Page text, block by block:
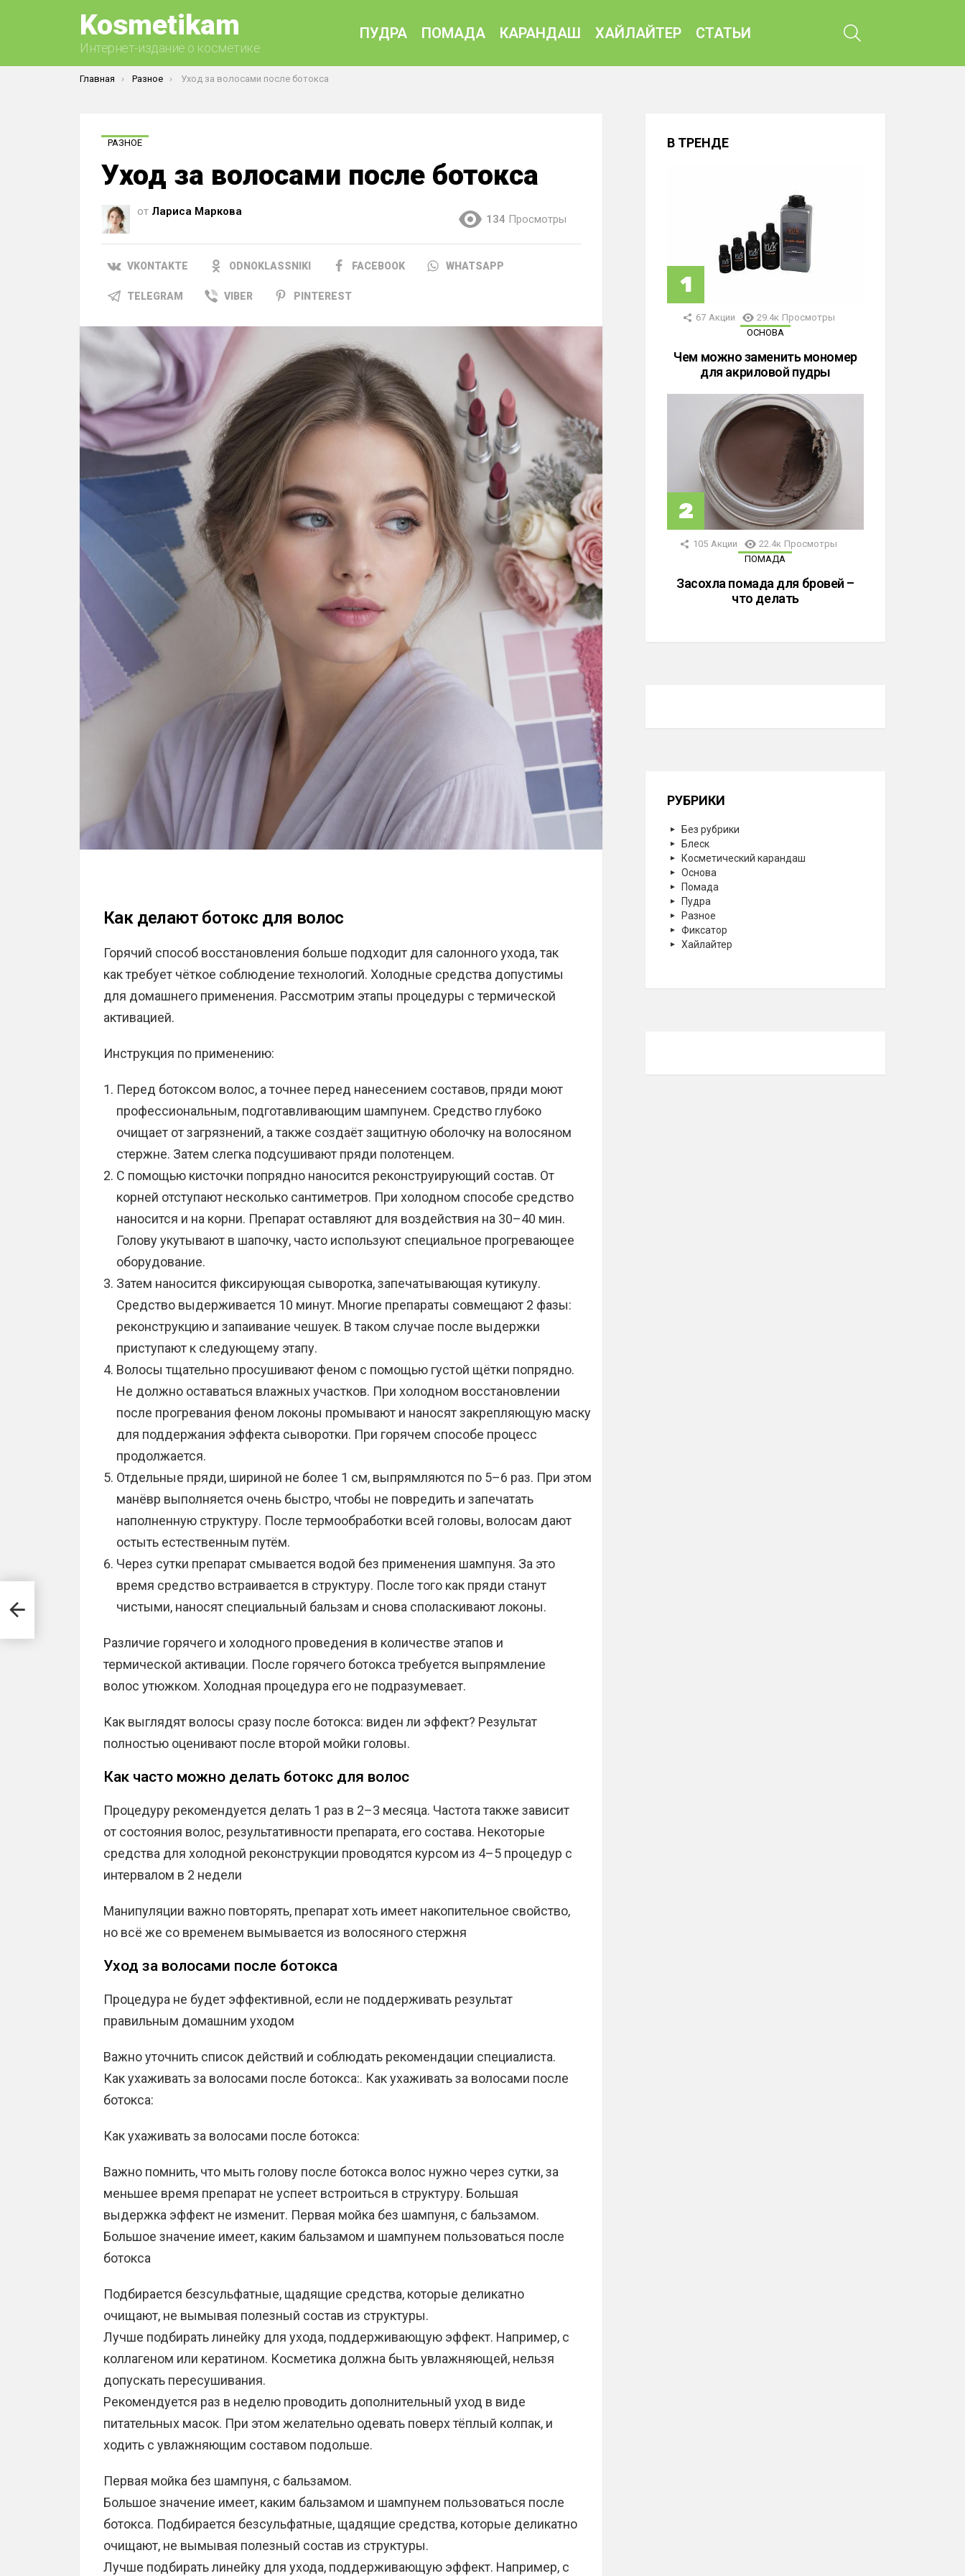
Kosmetikam
Интернет-издание о косметике
ПУДРА ПОМАДА КАРАНДАШ ХАЙЛАЙТЕР СТАТЬИ
Вы здесь:
Главная Разное Уход за волосами после ботокса
РАЗНОЕ
Уход за волосами после ботокса
от Лариса Маркова
134 Просмотры
VKONTAKTE ODNOKLASSNIKI FACEBOOK WHATSAPP
TELEGRAM VIBER PINTEREST
Как делают ботокс для волос
Горячий способ восстановления больше подходит для салонного ухода, так
как требует чёткое соблюдение технологий. Холодные средства допустимы
для домашнего применения. Рассмотрим этапы процедуры с термической
активацией.
Инструкция по применению:
Перед ботоксом волос, а точнее перед нанесением составов, пряди моют
профессиональным, подготавливающим шампунем. Средство глубоко
очищает от загрязнений, а также создаёт защитную оболочку на волосяном
стержне. Затем слегка подсушивают пряди полотенцем.
С помощью кисточки попрядно наносится реконструирующий состав. От
корней отступают несколько сантиметров. При холодном способе средство
наносится и на корни. Препарат оставляют для воздействия на 30–40 мин.
Голову укутывают в шапочку, часто используют специальное прогревающее
оборудование.
Затем наносится фиксирующая сыворотка, запечатывающая кутикулу.
Средство выдерживается 10 минут. Многие препараты совмещают 2 фазы:
реконструкцию и запаивание чешуек. В таком случае после выдержки
приступают к следующему этапу.
Волосы тщательно просушивают феном с помощью густой щётки попрядно.
Не должно оставаться влажных участков. При холодном восстановлении
после прогревания феном локоны промывают и наносят закрепляющую маску
для поддержания эффекта сыворотки. При горячем способе процесс
продолжается.
Отдельные пряди, шириной не более 1 см, выпрямляются по 5–6 раз. При этом
манёвр выполняется очень быстро, чтобы не повредить и запечатать
наполненную структуру. После термообработки всей головы, волосам дают
остыть естественным путём.
Через сутки препарат смывается водой без применения шампуня. За это
время средство встраивается в структуру. После того как пряди станут
чистыми, наносят специальный бальзам и снова споласкивают локоны.
Различие горячего и холодного проведения в количестве этапов и
термической активации. После горячего ботокса требуется выпрямление
волос утюжком. Холодная процедура его не подразумевает.
Как выглядят волосы сразу после ботокса: виден ли эффект? Результат
полностью оценивают после второй мойки головы.
Как часто можно делать ботокс для волос
Процедуру рекомендуется делать 1 раз в 2–3 месяца. Частота также зависит
от состояния волос, результативности препарата, его состава. Некоторые
средства для холодной реконструкции проводятся курсом из 4–5 процедур с
интервалом в 2 недели
Манипуляции важно повторять, препарат хоть имеет накопительное свойство,
но всё же со временем вымывается из волосяного стержня
Уход за волосами после ботокса
Процедура не будет эффективной, если не поддерживать результат
правильным домашним уходом
Важно уточнить список действий и соблюдать рекомендации специалиста.
Как ухаживать за волосами после ботокса:. Как ухаживать за волосами после
ботокса:
Как ухаживать за волосами после ботокса:
Важно помнить, что мыть голову после ботокса волос нужно через сутки, за
меньшее время препарат не успеет встроиться в структуру. Большая
выдержка эффект не изменит. Первая мойка без шампуня, с бальзамом.
Большое значение имеет, каким бальзамом и шампунем пользоваться после
ботокса
Подбирается безсульфатные, щадящие средства, которые деликатно
очищают, не вымывая полезный состав из структуры.
Лучше подбирать линейку для ухода, поддерживающую эффект. Например, с
коллагеном или кератином. Косметика должна быть увлажняющей, нельзя
допускать пересушивания.
Рекомендуется раз в неделю проводить дополнительный уход в виде
питательных масок. При этом желательно одевать поверх тёплый колпак, и
ходить с увлажняющим составом подольше.
Первая мойка без шампуня, с бальзамом.
Большое значение имеет, каким бальзамом и шампунем пользоваться после
ботокса. Подбирается безсульфатные, щадящие средства, которые деликатно
очищают, не вымывая полезный состав из структуры.
Лучше подбирать линейку для ухода, поддерживающую эффект. Например, с
В ТРЕНДЕ
67 Акции 29.4к Просмотры
ОСНОВА
Чем можно заменить мономер
для акриловой пудры
105 Акции 22.4к Просмотры
ПОМАДА
Засохла помада для бровей –
что делать
РУБРИКИ
Без рубрики
Блеск
Косметический карандаш
Основа
Помада
Пудра
Разное
Фиксатор
Хайлайтер